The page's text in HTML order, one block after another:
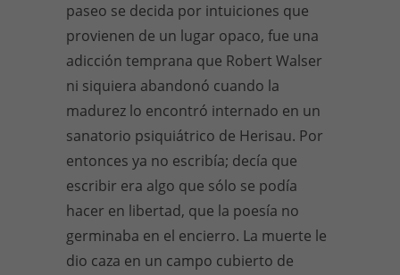
paseo se decida por intuiciones que
provienen de un lugar opaco, fue una
adicción temprana que Robert Walser
ni siquiera abandonó cuando la
madurez lo encontró internado en un
sanatorio psiquiátrico de Herisau. Por
entonces ya no escribía; decía que
escribir era algo que sólo se podía
hacer en libertad, que la poesía no
germinaba en el encierro. La muerte le
dio caza en un campo cubierto de